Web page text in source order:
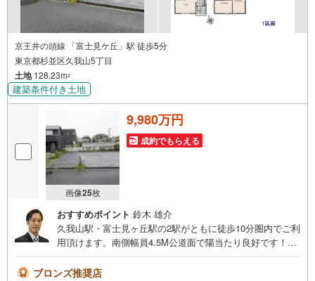
京王井の頭線 「富士見ケ丘」駅 徒歩5分
東京都杉並区久我山5丁目
土地128.23m2
建築条件付き土地
画像25枚
9,980万円
成約でもらえる
おすすめポイント 鈴木 雄介
久我山駅・富士見ヶ丘駅の2駅がともに徒歩10分圏内でご利
用頂けます。南側幅員4.5M公道面で陽当たり良好です！お
ブロンズ推奨店